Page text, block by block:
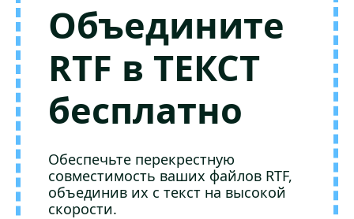
Объедините
RTF в ТЕКСТ
бесплатно
Обеспечьте перекрестную
совместимость ваших файлов RTF,
объединив их с текст на высокой
скорости.